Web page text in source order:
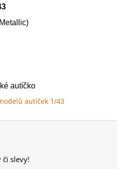
autíčko
autíček 1/43
či slevy!